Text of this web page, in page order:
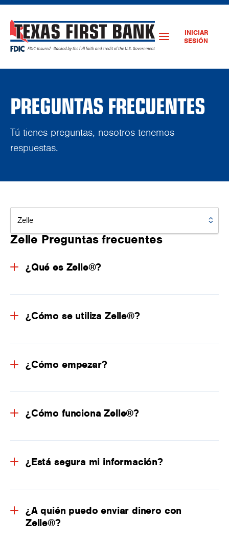
INICIAR
SESIÓN
PREGUNTAS FRECUENTES
Tú tienes preguntas, nosotros tenemos
respuestas.
Zelle Preguntas frecuentes
¿Qué es Zelle®?
¿Cómo se utiliza Zelle®?
¿Cómo empezar?
¿Cómo funciona Zelle®?
¿Está segura mi información?
¿A quién puedo enviar dinero con
Zelle®?